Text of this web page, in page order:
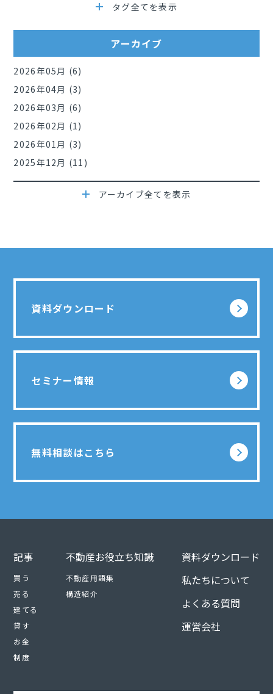
タグ全てを表示
アーカイブ
2026年05月 (6)
2026年04月 (3)
2026年03月 (6)
2026年02月 (1)
2026年01月 (3)
2025年12月 (11)
アーカイブ全てを表示
資料ダウンロード
セミナー情報
無料相談はこちら
記事
買う
売る
建てる
貸す
お金
制度
不動産お役立ち知識
不動産用語集
構造紹介
資料ダウンロード
私たちについて
よくある質問
運営会社